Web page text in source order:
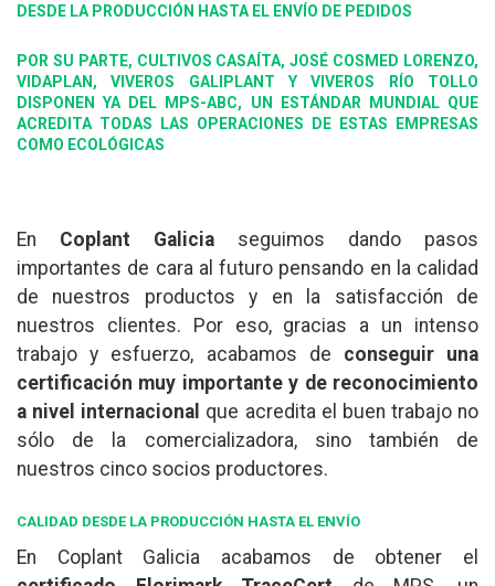
DESDE LA PRODUCCIÓN HASTA EL ENVÍO DE PEDIDOS
POR SU PARTE, CULTIVOS CASAÍTA, JOSÉ COSMED LORENZO,
VIDAPLAN, VIVEROS GALIPLANT Y VIVEROS RÍO TOLLO
DISPONEN YA DEL MPS-ABC, UN ESTÁNDAR MUNDIAL QUE
ACREDITA TODAS LAS OPERACIONES DE ESTAS EMPRESAS
COMO ECOLÓGICAS
En Coplant Galicia seguimos dando pasos
importantes de cara al futuro pensando en la calidad
de nuestros productos y en la satisfacción de
nuestros clientes. Por eso, gracias a un intenso
trabajo y esfuerzo, acabamos de conseguir una
certificación muy importante y de reconocimiento
a nivel internacional que acredita el buen trabajo no
sólo de la comercializadora, sino también de
nuestros cinco socios productores.
CALIDAD DESDE LA PRODUCCIÓN HASTA EL ENVÍO
En Coplant Galicia acabamos de obtener el